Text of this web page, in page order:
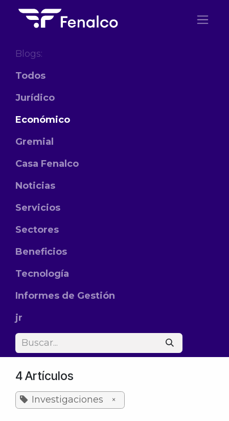
Blogs:
Todos
Jurídico
Económico
Gremial
Casa Fenalco
Noticias
Servicios
Sectores
Beneficios
Tecnología
Informes de Gestión
jr
4 Artículos
Investigaciones ×